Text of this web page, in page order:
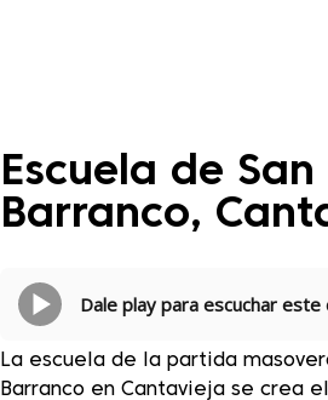
Escuela de
Barranco,
Dale play para escuchar
La escuela de la partida
Barranco en Cantavieja se crea